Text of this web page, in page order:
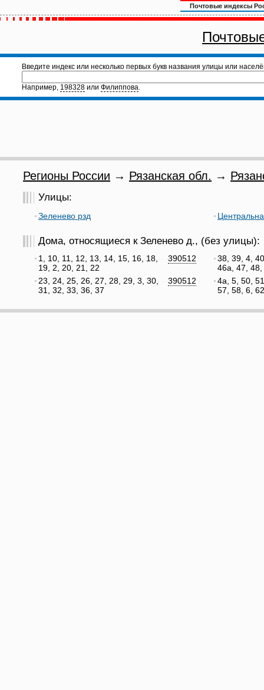
Почтовые индексы
Введите индекс или несколько первых букв названия улицы или
Например, 198328 или Филиппова.
Регионы России → Рязанская обл. →
Улицы:
Зеленево рзд
Дома, относящиеся к Зеленево д., (без улицы):
390512
1, 10, 11, 12, 13, 14, 15, 16, 18,
19, 2, 20, 21, 22
390512
23, 24, 25, 26, 27, 28, 29, 3, 30,
31, 32, 33, 36, 37
38, 39, 4,
46а, 47, 48,
4а, 5, 50,
57, 58, 6,